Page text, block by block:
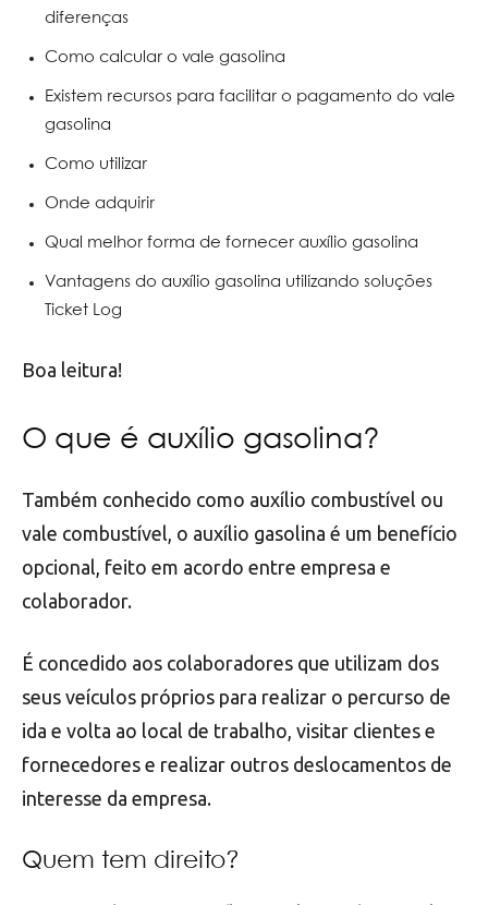
diferenças
Como calcular o vale gasolina
Existem recursos para facilitar o pagamento do vale
gasolina
Como utilizar
Onde adquirir
Qual melhor forma de fornecer auxílio gasolina
Vantagens do auxílio gasolina utilizando soluções
Ticket Log
Boa leitura!
O que é auxílio gasolina?
Também conhecido como auxílio combustível ou
vale combustível, o auxílio gasolina é um benefício
opcional, feito em acordo entre empresa e
colaborador.
É concedido aos colaboradores que utilizam dos
seus veículos próprios para realizar o percurso de
ida e volta ao local de trabalho, visitar clientes e
fornecedores e realizar outros deslocamentos de
interesse da empresa.
Quem tem direito?